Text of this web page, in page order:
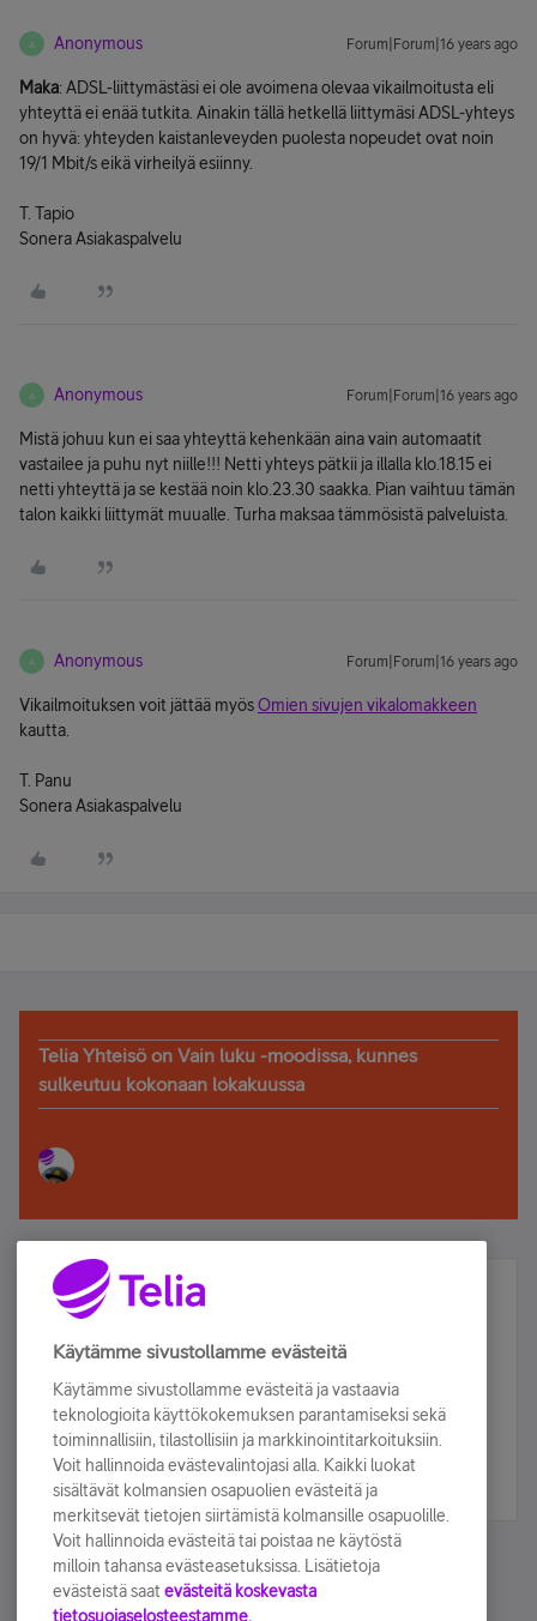
A Anonymous Forum|Forum|16 years ago
Maka: ADSL-liittymästäsi ei ole avoimena olevaa vikailmoitusta eli
yhteyttä ei enää tutkita. Ainakin tällä hetkellä liittymäsi ADSL-yhteys
on hyvä: yhteyden kaistanleveyden puolesta nopeudet ovat noin
19/1 Mbit/s eikä virheilyä esiinny.
T. Tapio
Sonera Asiakaspalvelu
A Anonymous Forum|Forum|16 years ago
Mistä johuu kun ei saa yhteyttä kehenkään aina vain automaatit
vastailee ja puhu nyt niille!!! Netti yhteys pätkii ja illalla klo.18.15 ei
netti yhteyttä ja se kestää noin klo.23.30 saakka. Pian vaihtuu tämän
talon kaikki liittymät muualle. Turha maksaa tämmösistä palveluista.
A Anonymous Forum|Forum|16 years ago
Vikailmoituksen voit jättää myösOmien sivujen vikalomakkeen
kautta.
T. Panu
Sonera Asiakaspalvelu
Telia Yhteisö on Vain luku -moodissa, kunnes
sulkeutuu kokonaan lokakuussa
Älä jää paitsi – osallistu ja voita!
Tilaa Telian uutiskirje ja olet mukana arvonnassa.
sähköpostiisi.
Tilaa nyt
Käytämme sivustollamme evästeitä
Käytämme sivustollamme evästeitä ja vastaavia
teknologioita käyttökokemuksen parantamiseksi sekä
toiminnallisiin, tilastollisiin ja markkinointitarkoituksiin.
Voit hallinnoida evästevalintojasi alla. Kaikki luokat
sisältävät kolmansien osapuolien evästeitä ja
merkitsevät tietojen siirtämistä kolmansille osapuolille.
Voit hallinnoida evästeitä tai poistaa ne käytöstä
milloin tahansa evästeasetuksissa. Lisätietoja
evästeistä saat evästeitä koskevasta
tietosuojaselosteestamme.